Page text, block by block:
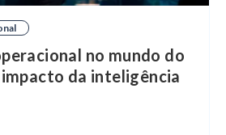
no mundo do
da inteligência